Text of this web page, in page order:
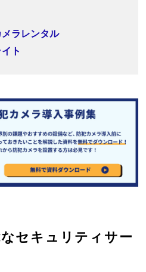
ラレンタル
ト
セキュリティサー